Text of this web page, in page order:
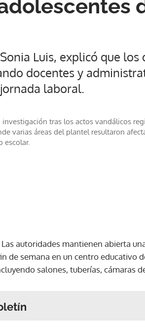
Luis, explicó que
docentes y
laboral.
tras los actos vandálicos
varias áreas del plantel resultaron
escolar.
Las autoridades mantienen abierta
de semana en un centro educativo
salones, tuberías, cámaras